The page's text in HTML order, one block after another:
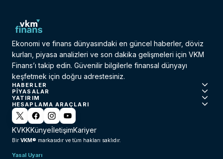
Ekonomi ve finans dünyasındaki en güncel haberler, döviz
kurları, piyasa analizleri ve son dakika gelişmeleri için VKM
Finans’ı takip edin. Güvenilir bilgilerle finansal dünyayı
keşfetmek için doğru adrestesiniz.
HABERLER
PIYASALAR
YATIRIM
HESAPLAMA ARAÇLARI
KVKKKünyeİletişimKariyer
Bir VKM® markasıdır ve tüm hakları saklıdır.
Yasal Uyarı